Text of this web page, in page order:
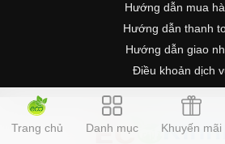
Hướng dẫn mua
Hướng dẫn thanh
Hướng dẫn giao
Điều khoản dịch
Trang chủ Danh mục Khuyến mãi